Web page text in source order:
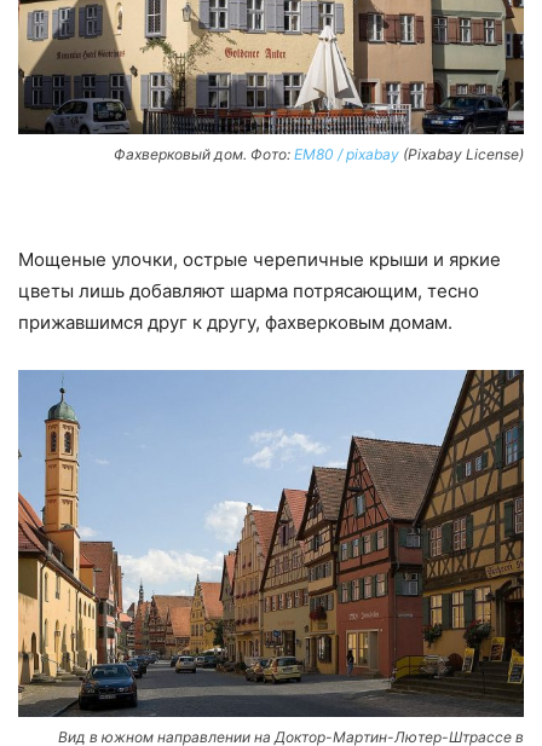
Фахверковый дом. Фото: EM80 / pixabay (Pixabay License)
Мощеные улочки, острые черепичные крыши и яркие
цветы лишь добавляют шарма потрясающим, тесно
прижавшимся друг к другу, фахверковым домам.
Вид в южном направлении на Доктор-Мартин-Лютер-Штрассе в